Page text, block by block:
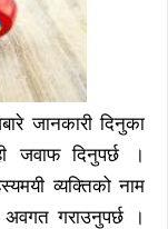
जानकारी दिनुका
जवाफ दिनुपर्छ ।
व्यक्तिको नाम
अवगत गराउनुपर्छ ।